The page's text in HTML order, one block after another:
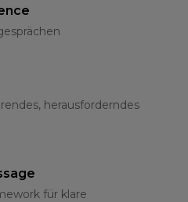
herausforderndes
für klare